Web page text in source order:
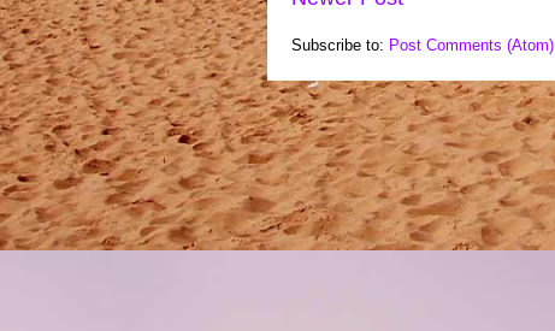
Subscribe to: Post Comments (Atom)